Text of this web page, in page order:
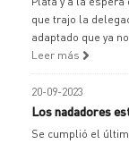
que trajo la
adaptado que ya
Leer más
20-09-2023
Los nadadores
Se cumplió el